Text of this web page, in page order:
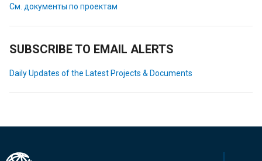
См. документы по проектам
SUBSCRIBE TO EMAIL ALERTS
Daily Updates of the Latest Projects & Documents